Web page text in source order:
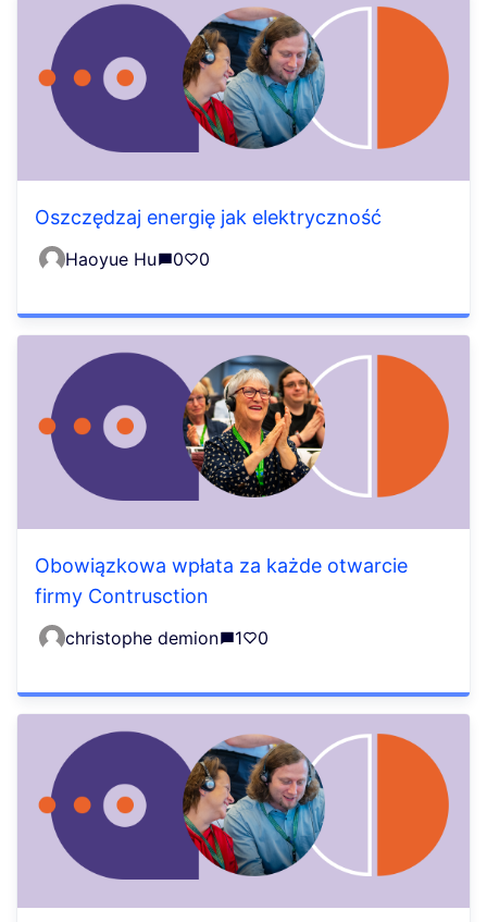
Oszczędzaj energię jak elektryczność
Haoyue Hu 0 0
Obowiązkowa wpłata za każde otwarcie
firmy Contrusction
christophe demion 1 0